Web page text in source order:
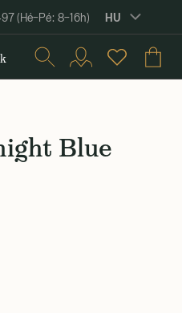
(Hé–Pé: 8–16h) HU
Blue